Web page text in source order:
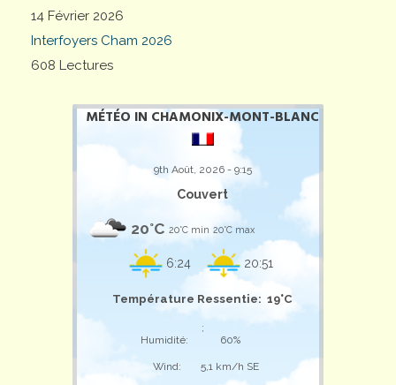
14 Février 2026
Interfoyers Cham 2026
608 Lectures
MÉTÉO IN CHAMONIX-MONT-BLANC
9th Août, 2026 - 9:15
Couvert
20°C 20°C min 20°C max
6:24 20:51
Température Ressentie: 19°C
;
Humidité:
60%
Wind: 5,1 km/h SE